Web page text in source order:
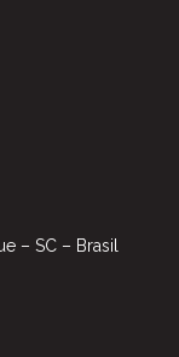
– SC – Brasil